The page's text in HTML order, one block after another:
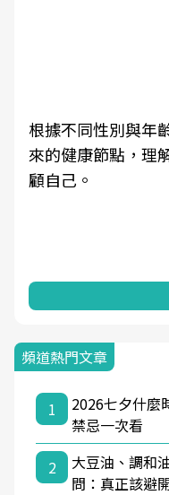
根據不同性別與年
來的健康節點，理
顧自己。
頻道熱門文章
1
2026七夕什麼
禁忌一次看
2
大豆油、調和
問：真正該避